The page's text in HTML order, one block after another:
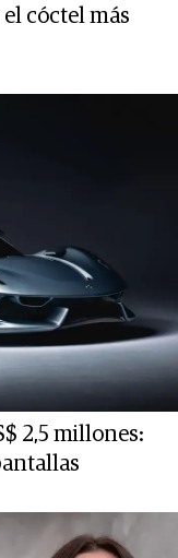
cóctel más
2,5 millones: